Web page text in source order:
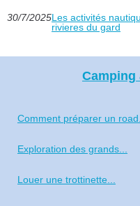
30/7/2025Les activités
rivieres du gard
Camping
Comment préparer un
Exploration des grands...
Louer une trottinette...